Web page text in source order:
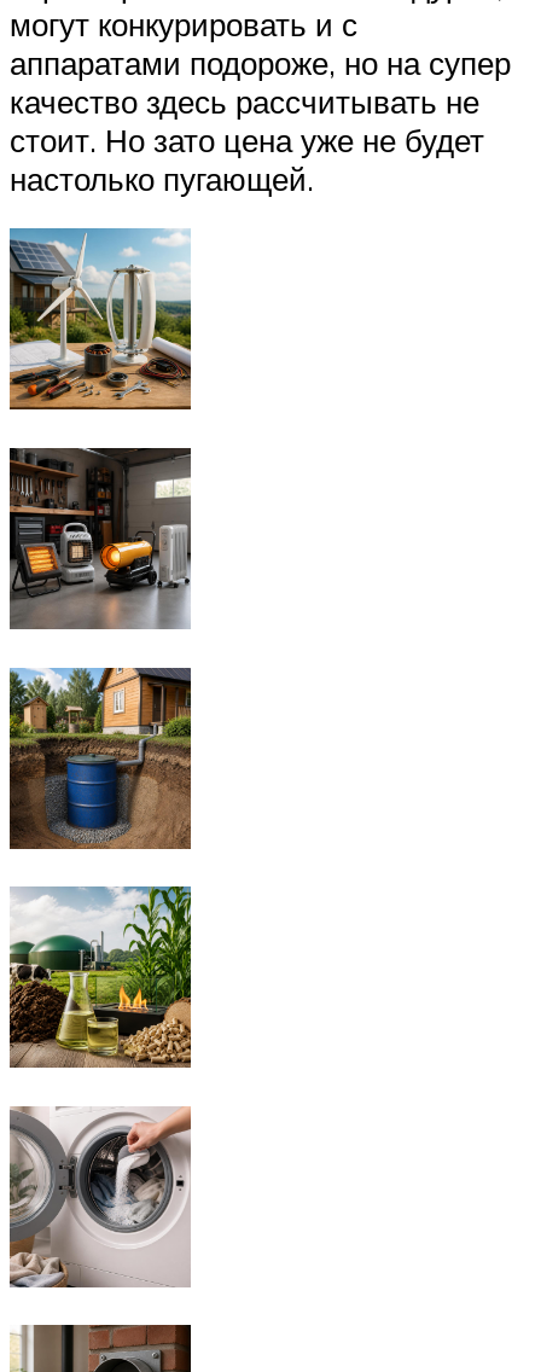
могут конкурировать и с
аппаратами подороже, но на супер
качество здесь рассчитывать не
стоит. Но зато цена уже не будет
настолько пугающей.